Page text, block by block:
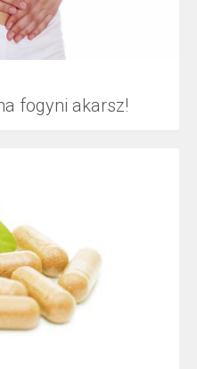
fogyni akarsz!